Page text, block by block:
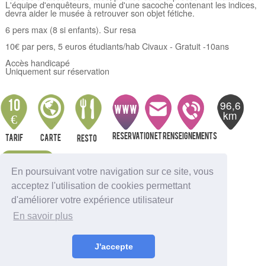
En poursuivant votre navigation sur ce site, vous
acceptez l'utilisation de cookies permettant
d'améliorer votre expérience utilisateur
En savoir plus
J'accepte
L'équipe d'enquêteurs, munie d'une sacoche contenant les indices,
devra aider le musée à retrouver son objet fétiche.
6 pers max (8 si enfants). Sur resa
10€ par pers, 5 euros étudiants/hab Civaux - Gratuit -10ans
Accès handicapé
Uniquement sur réservation
10
€
Tarif Carte resto
WWW
Reservation et renseignements
96,6
km
Nous indiquer une erreur
Sortir à Ambutrix
Sortir à Anglefort
Sortir à Aignes-et-Puyperoux
Sortir à Angouleme
Sortir à Aubeterre-sur-Dronne